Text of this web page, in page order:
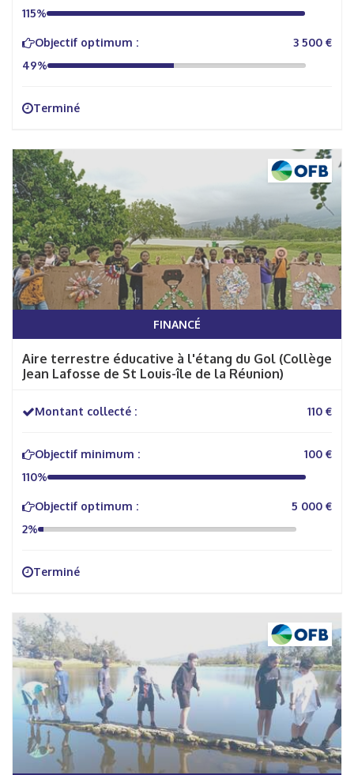
115%
Objectif optimum :
3 500 €
49%
Terminé
FINANCÉ
Aire terrestre éducative à l'étang du Gol (Collège
Jean Lafosse de St Louis-île de la Réunion)
Montant collecté : 110 €
Objectif minimum :
100 €
110%
Objectif optimum :
5 000 €
2%
Terminé